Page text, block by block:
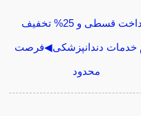
پرداخت قسطی و 25% تخفیف
خدمات دندانپزشکی◀فرصت
محدود